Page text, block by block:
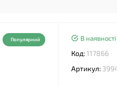
Популярний В наявності
Код:117866
Артикул: